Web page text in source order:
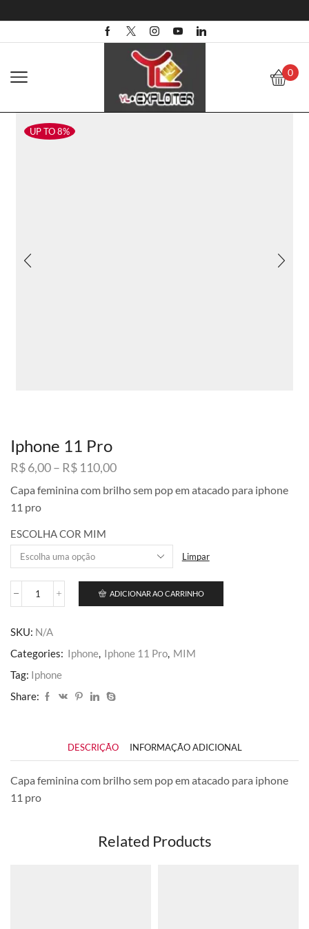
0
UP TO 8%
Iphone 11 Pro
R$6,00– R$ 110,00Faixa
preço:
Capa feminina com brilho sem pop em atacado para iphone
11 pro
ESCOLHA COR MIM
Limpar
Iphone
quantidade
ADICIONAR AO CARRINHO
SKU: N/A
Categories: Iphone, Iphone 11 Pro, MIM
Tag: Iphone
Share:
DESCRIÇÃO INFORMAÇÃO ADICIONAL
Capa feminina com brilho sem pop em atacado para iphone
11 pro
Related Products